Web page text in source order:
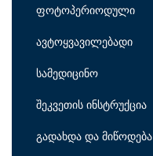
ფოტოპერიოდული
ავტოყვავილებადი
სამედიცინო
შეკვეთის ინსტრუქცია
გადახდა და მიწოდება